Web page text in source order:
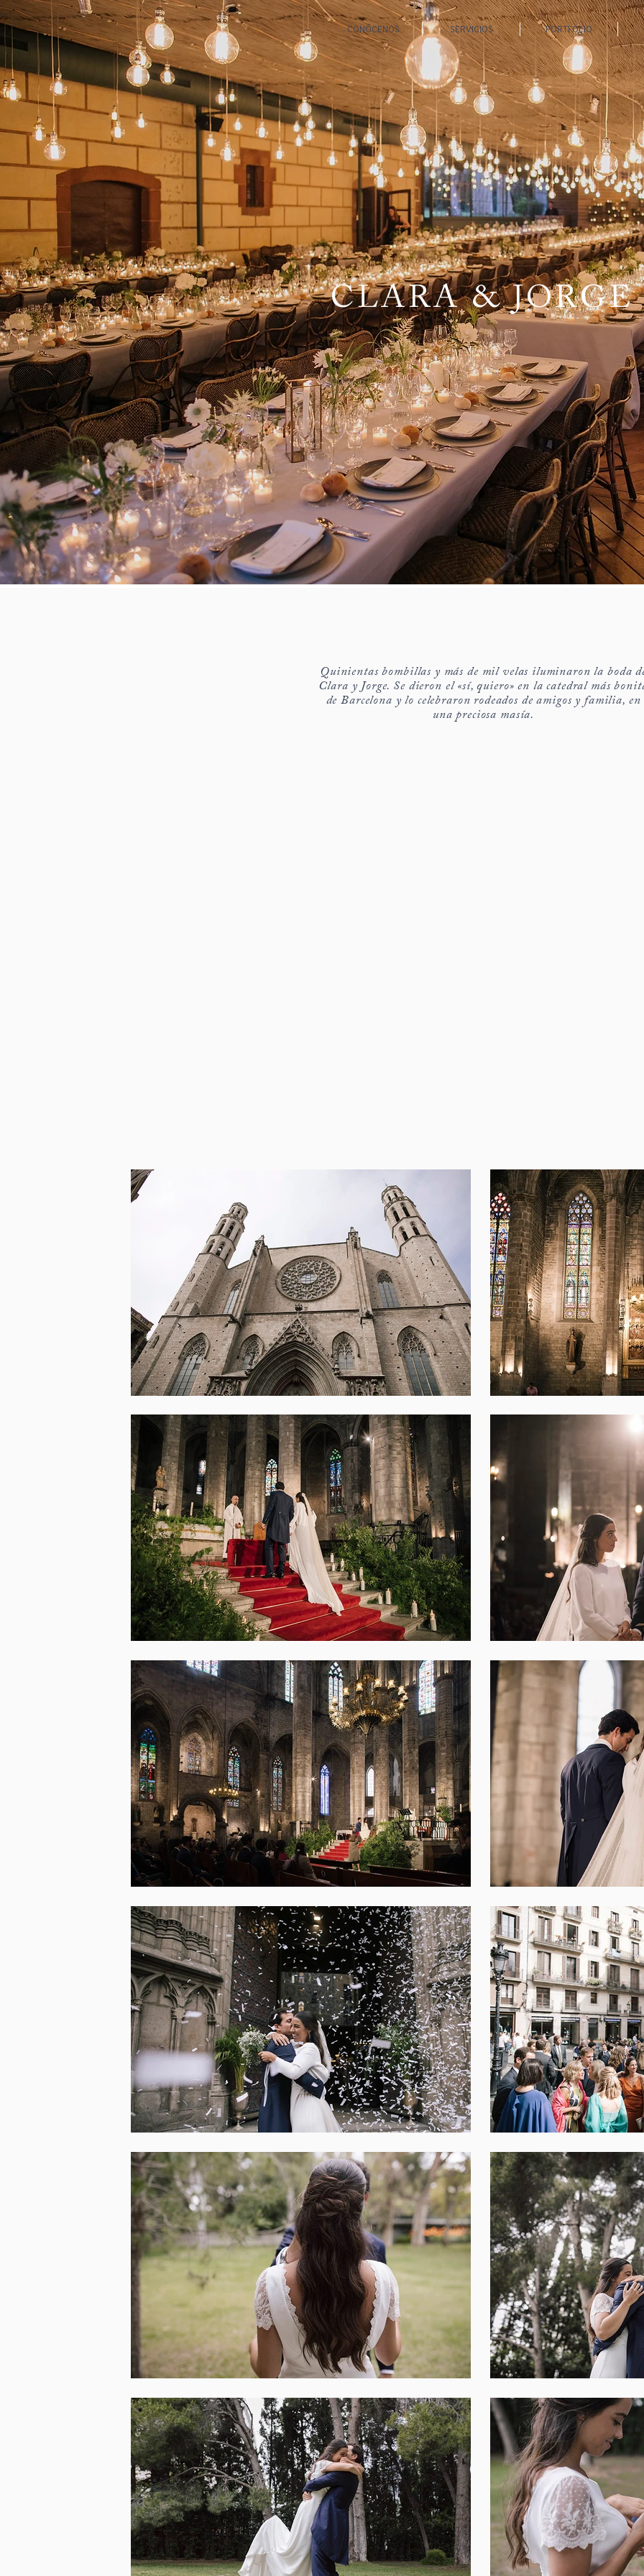
CONÓCENOS SERVICIOS PORTFOLIO
CLARA & JORGE
Quinientas bombillas y más de mil velas iluminaron la boda
Clara y Jorge. Se dieron el «sí, quiero» en la catedral más
de Barcelona y lo celebraron rodeados de amigos y familia, en
una preciosa masía.